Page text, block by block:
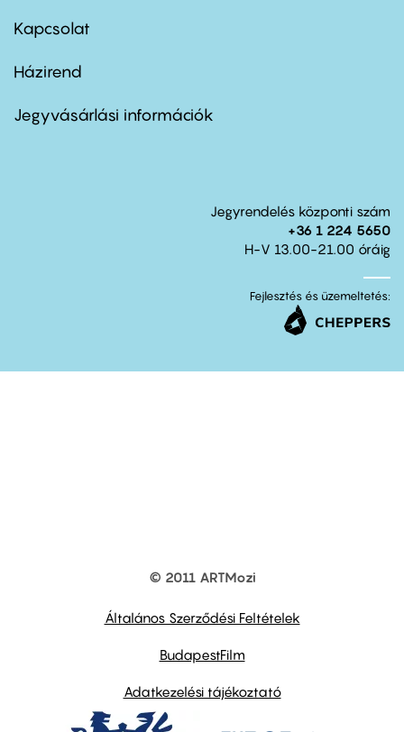
firstKapcsolat
Footer
second
Házirend
Jegyvásárlási információk
Jegyrendelés központi szám
+36 1 224 5650
H-V 13.00-21.00 óráig
Fejlesztés és üzemeltetés:
© 2011 ARTMozi
Általános Szerződési Feltételek
BudapestFilm
Adatkezelési tájékoztató